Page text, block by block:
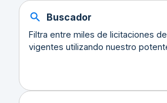
Buscador
Filtra entre miles de licitaciones
vigentes utilizando nuestro